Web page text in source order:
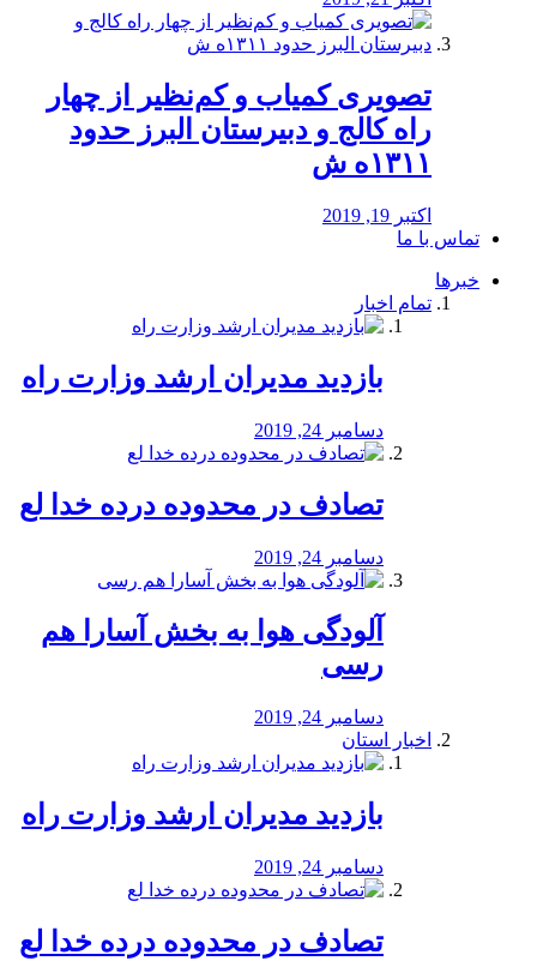
️تصویری کمیاب و کم‌نظیر از چهار
راه كالج و دبيرستان البرز حدود
۱۳۱۱ه ش
اکتبر 19, 2019
تماس با ما
خبرها
تمام اخبار
بازدید مدیران ارشد وزارت راه
دسامبر 24, 2019
تصادف در محدوده درده خدا لع
دسامبر 24, 2019
آلودگی هوا به بخش آسارا هم
رسی
دسامبر 24, 2019
اخبار استان
بازدید مدیران ارشد وزارت راه
دسامبر 24, 2019
تصادف در محدوده درده خدا لع